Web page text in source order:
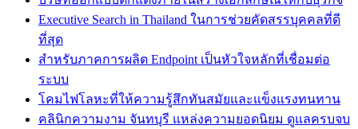
Executive Search in Thailand ในการช่วยคัดสรรบุคคลที่ดี
ที่สุด
สำหรับภาคการผลิต Endpoint เป็นหัวใจหลักที่เชื่อมต่อ
ระบบ
โคมไฟโลหะที่ให้ความรู้สึกทันสมัยและแข็งแรงทนทาน
คลินิกความงาม จันทบุรี แหล่งความยอดนิยม ดูแลครบจบ